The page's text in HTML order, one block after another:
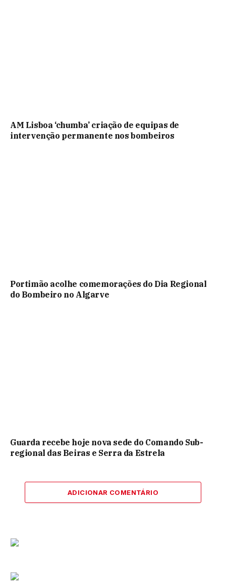
AM Lisboa ‘chumba’ criação de equipas de
intervenção permanente nos bombeiros
Portimão acolhe comemorações do Dia Regional
do Bombeiro no Algarve
Guarda recebe hoje nova sede do Comando Sub-
regional das Beiras e Serra da Estrela
ADICIONAR COMENTÁRIO